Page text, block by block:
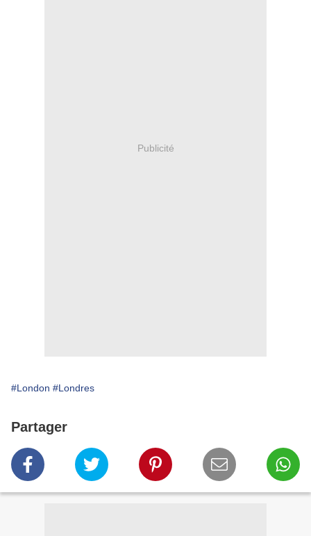
Publicité
#London #Londres
Partager